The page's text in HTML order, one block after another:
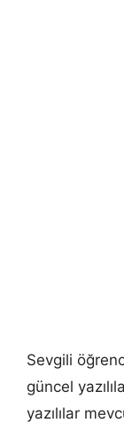
Sevgili
güncel
yazılılar